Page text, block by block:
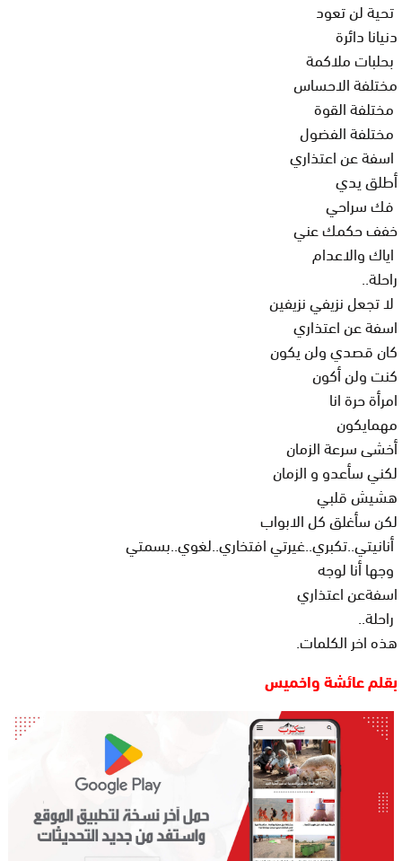
تحية لن تعود
دنيانا دائرة
بحلبات ملاكمة
مختلفة الاحساس
مختلفة القوة
مختلفة الفضول
اسفة عن اعتذاري
أطلق يدي
فك سراحي
خفف حكمك عني
اياك والاعدام
راحلة..
لا تجعل نزيفي نزيفين
اسفة عن اعتذاري
كان قصدي ولن يكون
كنت ولن أكون
امرأة حرة انا
مهمايكون
أخشى سرعة الزمان
لكني سأعدو و الزمان
هشيش قلبي
لكن سأغلق كل الابواب
أنانيتي..تكبري..غيرتي افتخاري..لغوي..بسمتي
وجها أنا لوجه
اسفةعن اعتذاري
راحلة..
هذه اخر الكلمات.
بقلم عائشة واخميس